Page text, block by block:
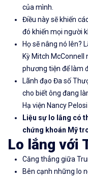
của mình.
Điều này sẽ khiến
đó khiến mọi người
Họ sẽ nâng nó lên?
Kỳ Mitch McConnell
phương tiện để làm
Lãnh đạo Đa số
cho biết ông đang
Hạ viện Nancy
Liệu sự lo lắng có
chứng khoán Mỹ
Lo lắng với
Căng thẳng giữa
Bên cạnh những lo